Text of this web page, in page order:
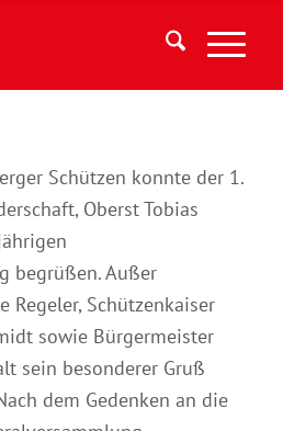
Schützen konnte der 1.
Oberst Tobias
begrüßen. Außer
Regeler, Schützenkaiser
sowie Bürgermeister
sein besonderer Gruß
dem Gedenken an die